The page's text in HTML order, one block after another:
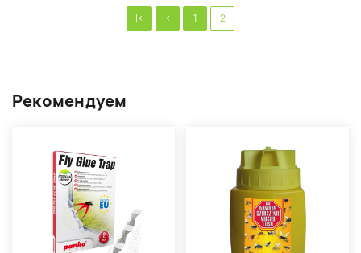
|< < 1 2
Рекомендуем